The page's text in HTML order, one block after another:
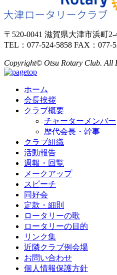
〒520-0041 滋賀県大津市浜町
TEL：077-524-5858 FAX：077-
Copyright© Otsu Rotary Club. All
ホーム
会長挨拶
クラブ概要
チャーターメンバー
歴代会長・幹事
クラブ組織
活動報告
週報・回覧
メークアップ
スピーチ
同好会
定款・細則
ロータリーの歌
ロータリーの目的
リンク集
近隣クラブ例会場
お問い合わせ
個人情報保護方針